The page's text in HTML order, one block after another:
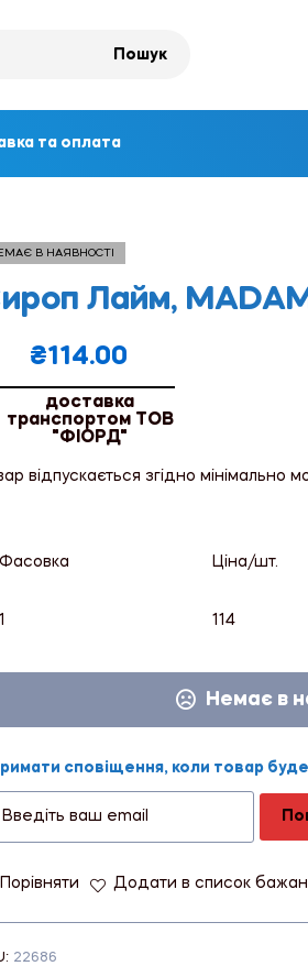
Пошук
та оплата
В НАЯВНОСТІ
Лайм,
₴114.00
доставка
транспортом ТОВ
"ФІОРД"
відпускається згідно
Фасовка Ціна/шт.
1 114
Немає в
сповіщення, коли товар буде
Порівняти Додати в список
22686